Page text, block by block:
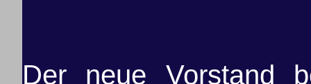
Der neue Vorstand